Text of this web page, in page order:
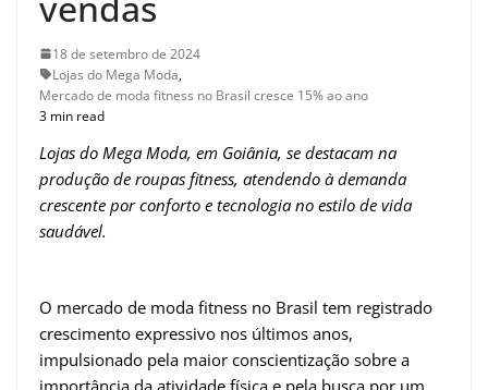
18 de setembro de 2024
Lojas do Mega Moda,
Mercado de moda fitness no Brasil cresce 15% ao ano
3 min read
Lojas do Mega Moda, em Goiânia, se destacam na
produção de roupas fitness, atendendo à demanda
crescente por conforto e tecnologia no estilo de vida
saudável.
O mercado de moda fitness no Brasil tem registrado
crescimento expressivo nos últimos anos,
impulsionado pela maior conscientização sobre a